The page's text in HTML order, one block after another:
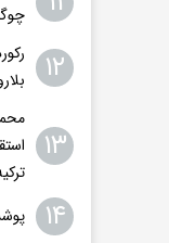
۱۲
۱۳
۱۴